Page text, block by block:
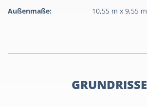
Außenmaße: 10,55 m x 9,55 m
GRUNDRISSE